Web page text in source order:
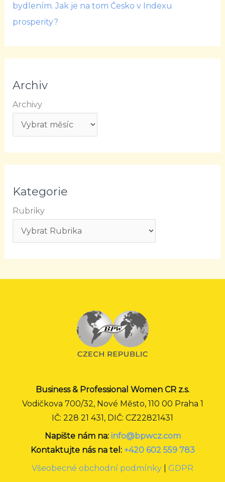
bydlením. Jak je na tom Česko v Indexu
prosperity?
Archiv
Archivy
Kategorie
Rubriky
Business & Professional Women CR z.s.
Vodičkova 700/32, Nové Město, 110 00 Praha 1
IČ: 228 21 431, DIČ: CZ22821431
Napište nám na: info@bpwcz.com
Kontaktujte nás na tel: +420 602 559 783
Všeobecné obchodní podmínky
GDPR